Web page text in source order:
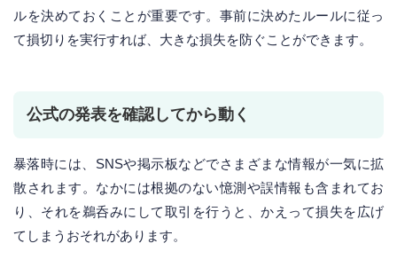
ルを決めておくことが重要です。事前に決めたルールに従っ
て損切りを実行すれば、大きな損失を防ぐことができます。
公式の発表を確認してから動く
暴落時には、SNSや掲示板などでさまざまな情報が一気に拡
散されます。なかには根拠のない憶測や誤情報も含まれてお
り、それを鵜呑みにして取引を行うと、かえって損失を広げ
てしまうおそれがあります。